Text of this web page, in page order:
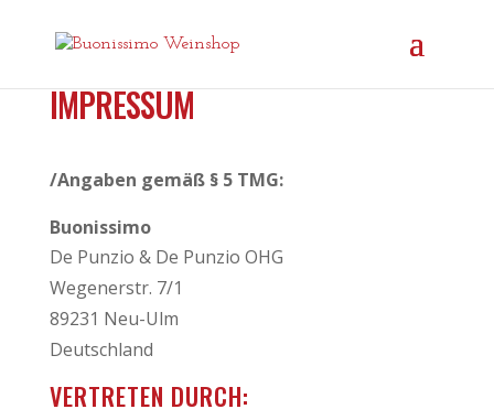
IMPRESSUM
/Angaben gemäß § 5 TMG:
Buonissimo
De Punzio & De Punzio OHG
Wegenerstr. 7/1
89231 Neu-Ulm
Deutschland
VERTRETEN DURCH: